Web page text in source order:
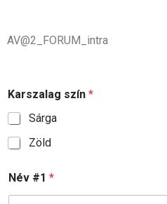
AV@2_FORUM_intra
Karszalag szín *
Sárga
Zöld
Név #1 *